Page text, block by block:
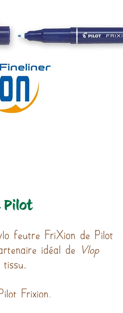
Pilot
feutre FriXion de Pilot
idéal de Vlop
Frixion